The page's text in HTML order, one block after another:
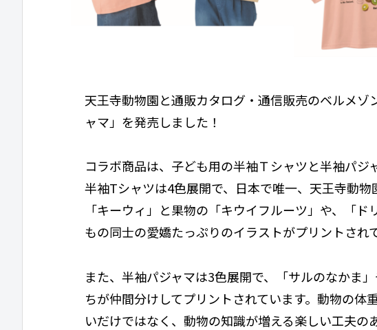
天王寺動物園と通販カタログ・通信販売のベルメゾ
ャマ」を発売しました！
コラボ商品は、子ども用の半袖Ｔシャツと半袖パジ
半袖Tシャツは4色展開で、日本で唯一、天王寺動
「キーウィ」と果物の「キウイフルーツ」や、「
もの同士の愛嬌たっぷりのイラストがプリントされ
また、半袖パジャマは3色展開で、「サルのなかま
ちが仲間分けしてプリントされています。動物の体
いだけではなく、動物の知識が増える楽しい工夫の